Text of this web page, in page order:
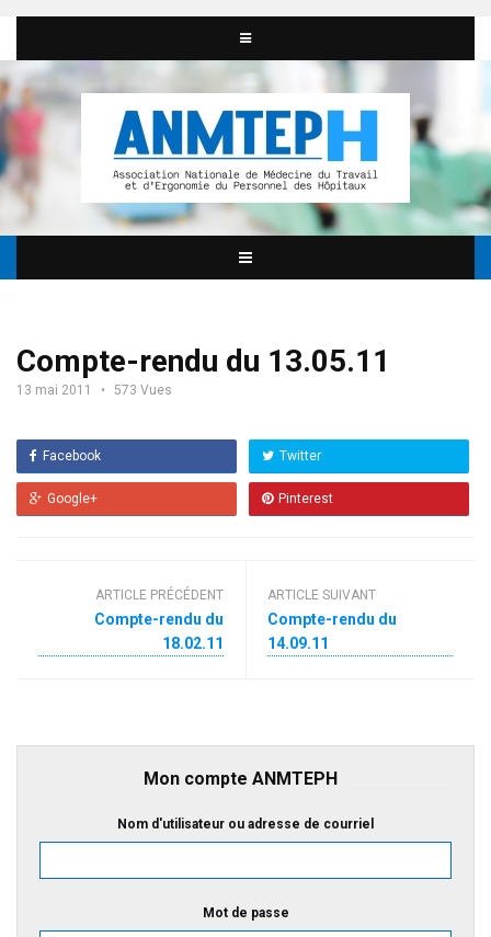
Compte-rendu du 13.05.11
13 mai 2011 573 Vues
Facebook Twitter
Google+ Pinterest
ARTICLE PRÉCÉDENT
Compte-rendu du
18.02.11
ARTICLE SUIVANT
Compte-rendu du
14.09.11
Mon compte ANMTEPH
Nom d'utilisateur ou adresse de courriel
Mot de passe